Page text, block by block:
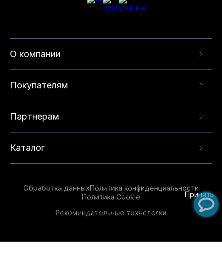
О компании
Покупателям
Партнерам
Каталог
Обработка данныхПолитика конфиденциальности
Политика Cookie
Рекомендательные технологии
опыта на нашем сайте. Продолжая использовать
данный сайт, вы соглашаетесь с использованием
технологий. Для получения дополнительной
Принять